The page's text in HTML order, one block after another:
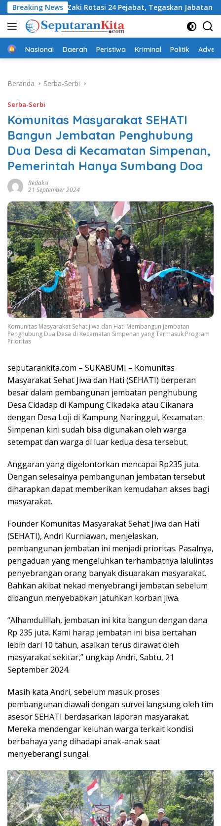
Langsung
ke
konten
Breaking News
Zaki Rotasi 24 Pejabat, Tegaskan Jabatan Bukan Hak Tapi
Beranda
Nasional Daerah Peristiwa Kriminal Politik
Beranda Serba-Serbi
Serba-Serbi
Komunitas Masyarakat SEHATI
Bangun Jembatan Penghubung
Dua Desa di Kecamatan Simpenan,
Pemerintah Hanya Sumbang Doa
Redaksi
21 September 2024
Komunitas Masyarakat Sehat Jiwa dan Hati Membangun Jembatan
Penghubung Dua Desa di Kecamatan Simpenan yang Termasuk Program
Prioritas
seputarankita.com – SUKABUMI – Komunitas
Masyarakat Sehat Jiwa dan Hati (SEHATI) berperan
besar dalam pembangunan jembatan penghubung
Desa Cidadap di Kampung Cikadaka atau Cikanara
dengan Desa Loji di Kampung Naringgul, Kecamatan
Simpenan kini sudah bisa digunakan oleh warga
setempat dan warga di luar kedua desa tersebut.
Anggaran yang digelontorkan mencapai Rp235 juta.
Dengan selesainya pembangunan jembatan tersebut
diharapkan dapat memberikan kemudahan akses bagi
masyarakat.
Founder Komunitas Masyarakat Sehat Jiwa dan Hati
(SEHATI), Andri Kurniawan, menjelaskan,
pembangunan jembatan ini menjadi prioritas. Pasalnya,
pengaduan yang mengeluhkan terhambatnya lalulintas
penyebrangan orang banyak disuarakan masyarakat.
Bahkan akibat nekad menyebrangi jembatan sebelum
dibangun menyebabkan jatuhkan korban jiwa.
“Alhamdulillah, jembatan ini kita bangun dengan dana
Rp 235 juta. Kami harap jembatan ini bisa bertahan
lebih dari 10 tahun, asalkan terus dirawat oleh
masyarakat sekitar,” ungkap Andri, Sabtu, 21
September 2024.
Masih kata Andri, sebelum masuk proses
pembangunan diawali dengan survei langsung oleh tim
asesor SEHATI berdasarkan laporan masyarakat.
Mereka mendengar keluhan warga terkait kondisi
berbahaya yang dihadapi anak-anak saat
menyeberangi sungai.